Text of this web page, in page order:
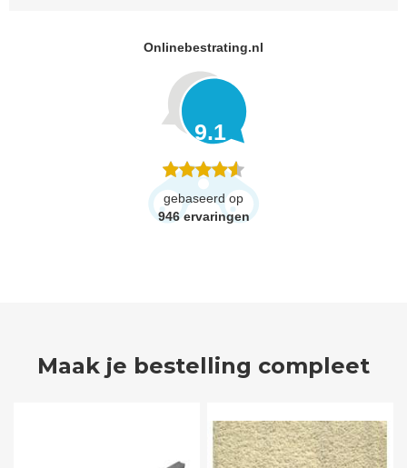
Onlinebestrating.nl
9.1
gebaseerd op
946 ervaringen
Maak je bestelling compleet